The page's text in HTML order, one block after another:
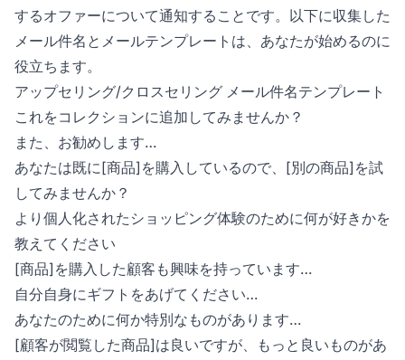
するオファーについて通知することです。以下に収集した
メール件名とメールテンプレートは、あなたが始めるのに
役立ちます。
アップセリング/クロスセリング メール件名テンプレート
これをコレクションに追加してみませんか？
また、お勧めします…
あなたは既に[商品]を購入しているので、[別の商品]を試
してみませんか？
より個人化されたショッピング体験のために何が好きかを
教えてください
[商品]を購入した顧客も興味を持っています…
自分自身にギフトをあげてください…
あなたのために何か特別なものがあります…
[顧客が閲覧した商品]は良いですが、もっと良いものがあ